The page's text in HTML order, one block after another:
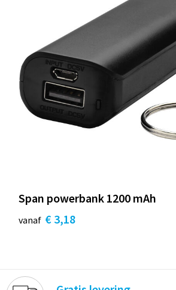
Span powerbank 1200 mAh
vanaf € 3,18